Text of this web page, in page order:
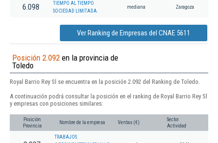
6.098
TIEMPO AL TIEMPO
SOCIEDAD LIMITADA.
mediana Zaragoza
Ver Ranking de Empresas del CNAE 5611
Posición 2.092 en la provincia de
Toledo
Royal Barrio Rey Sl se encuentra en la posición 2.092 del Ranking de Toledo.
A continuación podrá consultar la posición en el ranking de Royal Barrio Rey Sl
y empresas con posiciones similares:
Posición
Provincia
Nombre de la empresa Ventas (€)
Sector
Actividad
TRABAJOS